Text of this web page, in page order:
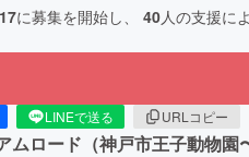
に募集を開始し、 40人の支援に
LINEで送る URLコピー
ムロード（神戸市王子動物